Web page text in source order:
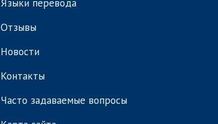
Отзывы
Новости
Контакты
Часто задаваемые вопросы